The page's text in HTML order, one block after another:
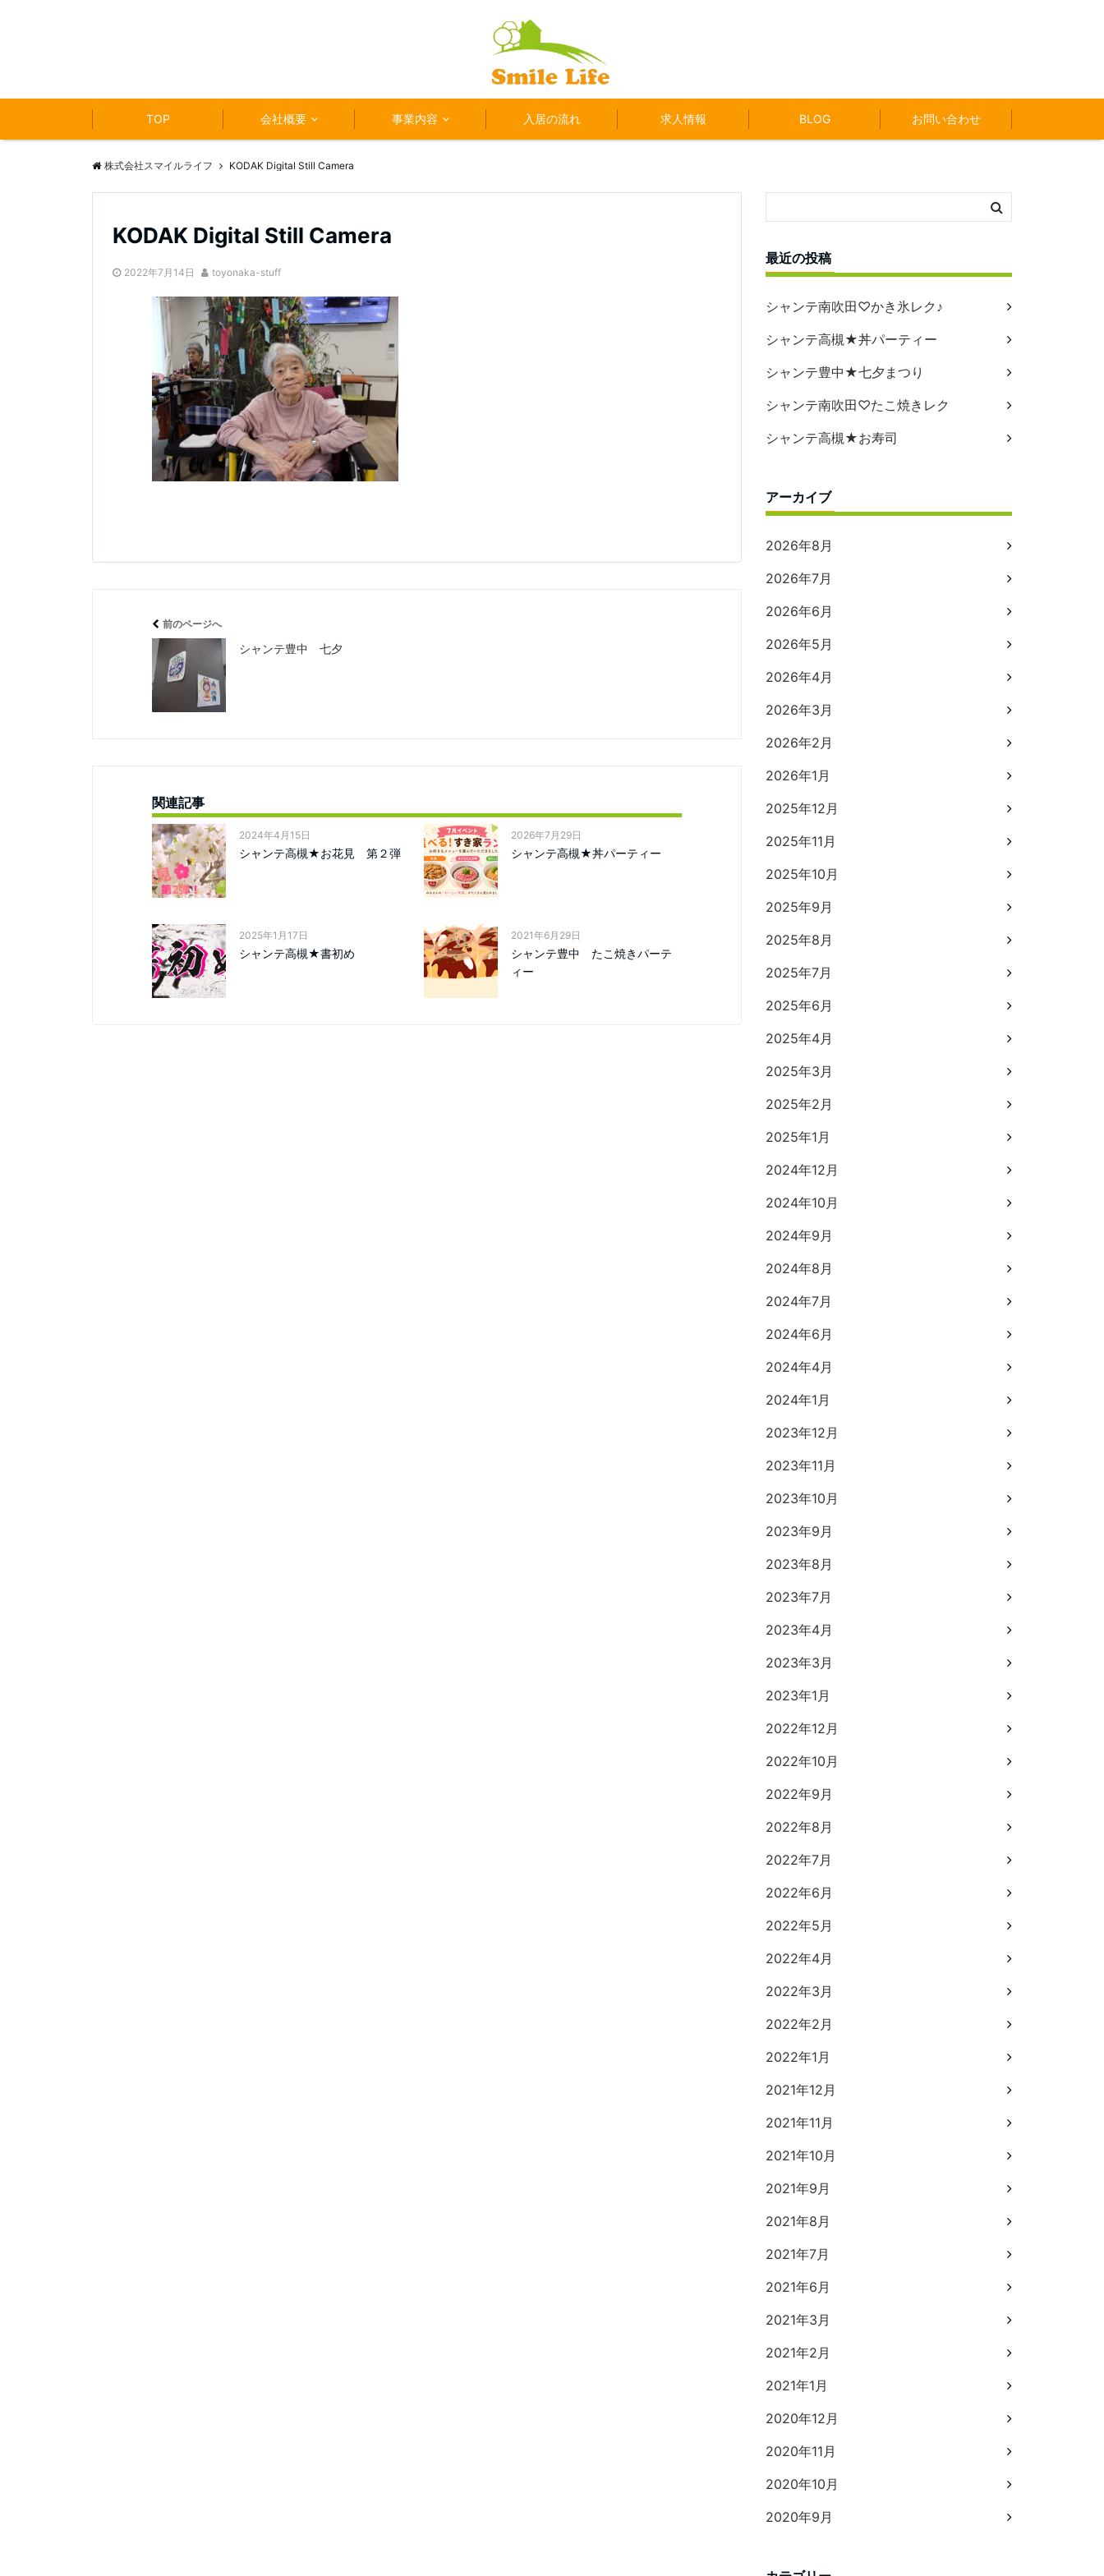
TOP 会社概要 事業内容 入居の流れ 求人情報 BLOG お問い合わせ
株式会社スマイルライフ KODAK Digital Still Camera
KODAK Digital Still Camera
2022年7月14日 toyonaka-stuff
前のページへ
シャンテ豊中 七夕
関連記事
2024年4月15日
シャンテ高槻★お花見 第２弾
2026年7月29日
シャンテ高槻★丼パーティー
2025年1月17日
シャンテ高槻★書初め
2021年6月29日
シャンテ豊中 たこ焼きパーテ
ィー
最近の投稿
シャンテ南吹田♡かき氷レク♪
シャンテ高槻★丼パーティー
シャンテ豊中★七夕まつり
シャンテ南吹田♡たこ焼きレク
シャンテ高槻★お寿司
アーカイブ
2026年8月
2026年7月
2026年6月
2026年5月
2026年4月
2026年3月
2026年2月
2026年1月
2025年12月
2025年11月
2025年10月
2025年9月
2025年8月
2025年7月
2025年6月
2025年4月
2025年3月
2025年2月
2025年1月
2024年12月
2024年10月
2024年9月
2024年8月
2024年7月
2024年6月
2024年4月
2024年1月
2023年12月
2023年11月
2023年10月
2023年9月
2023年8月
2023年7月
2023年4月
2023年3月
2023年1月
2022年12月
2022年10月
2022年9月
2022年8月
2022年7月
2022年6月
2022年5月
2022年4月
2022年3月
2022年2月
2022年1月
2021年12月
2021年11月
2021年10月
2021年9月
2021年8月
2021年7月
2021年6月
2021年3月
2021年2月
2021年1月
2020年12月
2020年11月
2020年10月
2020年9月